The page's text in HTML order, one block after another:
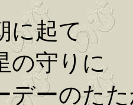
に起て
守りに
ーのたた